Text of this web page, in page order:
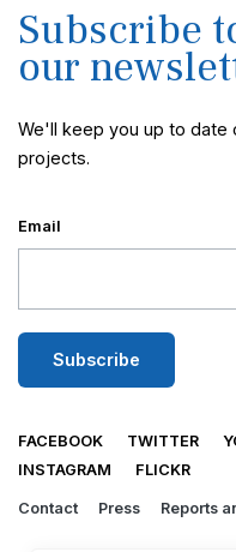
Subscribe
our
We'll keep you up to date
projects.
Email
FACEBOOK TWITTER
INSTAGRAM
FLICKR
Contact Press Reports